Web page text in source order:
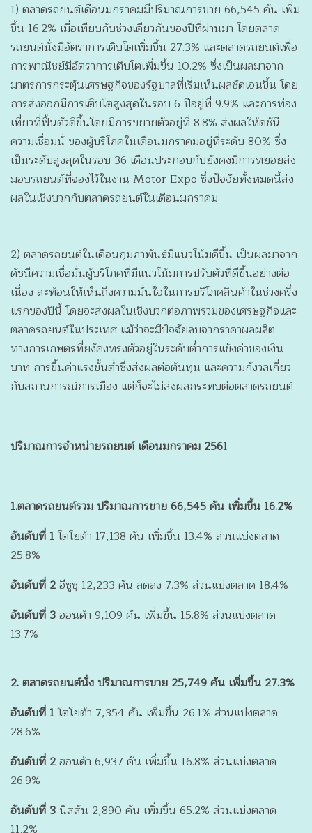
1) ตลาดรถยนต์เดือนมกราคมมีปริมาณการขาย 66,545 คัน เพิ่ม
ขึ้น 16.2% เมื่อเทียบกับช่วงเดียวกันของปีที่ผ่านมา โดยตลาด
รถยนต์นั่งมีอัตราการเติบโตเพิ่มขึ้น 27.3% และตลาดรถยนต์เพื่อ
การพาณิชย์มีอัตราการเติบโตเพิ่มขึ้น 10.2% ซึ่งเป็นผลมาจาก
มาตรการกระตุ้นเศรษฐกิจของรัฐบาลที่เริ่มเห็นผลชัดเจนขึ้น โดย
การส่งออกมีการเติบโตสูงสุดในรอบ 6 ปีอยู่ที่ 9.9% และการท่อง
เที่ยวที่ฟื้นตัวดีขึ้นโดยมีการขยายตัวอยู่ที่ 8.8% ส่งผลให้ดชันี
ความเชื่อมนั่ ของผู้บริโภคในเดือนมกราคมอยู่ที่ระดับ 80% ซึ่ง
เป็นระดับสูงสุดในรอบ 36 เดือนประกอบกับยังคงมีการทยอยส่ง
มอบรถยนต์ที่จองไว้ในงาน Motor Expo ซึ่งปัจจัยทั้งหมดนี้ส่ง
ผลในเชิงบวกกับตลาดรถยนต์ในเดือนมกราคม
2) ตลาดรถยนต์ในเดือนกุมภาพันธ์มีแนวโน้มดีขึ้น เป็นผลมาจาก
ดัชนีความเชื่อมั่นผู้บริโภคที่มีแนวโน้มการปรับตัวที่ดีขึ้นอย่างต่อ
เนื่อง สะท้อนให้เห็นถึงความมั่นใจในการบริโภคสินค้าในช่วงครึ่ง
แรกของปีนี้ โดยจะส่งผลในเชิงบวกต่อภาพรวมของเศรษฐกิจและ
ตลาดรถยนต์ในประเทศ แม้ว่าจะมีปัจจัยลบจากราคาผลผลิต
ทางการเกษตรที่ยงัคงทรงตัวอยู่ในระดับต่ำการแข็งค่าของเงิน
บาท การขึ้นค่าแรงขั้นต่ำซึ่งส่งผลต่อต้นทุน และความกังวลเกี่ยว
กับสถานการณ์การเมือง แต่ก็จะไม่ส่งผลกระทบต่อตลาดรถยนต์
ปริมาณการจำหน่ายรถยนต์ เดือนมกราคม 2561
1.ตลาดรถยนต์รวม ปริมาณการขาย 66,545 คัน เพิ่มขึ้น 16.2%
อันดับที่ 1โตโยต้า 17,138 คัน เพิ่มขึ้น 13.4% ส่วนแบ่งตลาด
25.8%
อันดับที่ 2อีซูซุ 12,233 คัน ลดลง 7.3% ส่วนแบ่งตลาด 18.4%
อันดับที่ 3ฮอนด้า 9,109 คัน เพิ่มขึ้น 15.8% ส่วนแบ่งตลาด
13.7%
2. ตลาดรถยนต์นั่ง ปริมาณการขาย 25,749 คัน เพิ่มขึ้น 27.3%
อันดับที่ 1โตโยต้า 7,354 คัน เพิ่มขึ้น 26.1% ส่วนแบ่งตลาด
28.6%
อันดับที่ 2ฮอนด้า 6,937 คัน เพิ่มขึ้น 16.8% ส่วนแบ่งตลาด
26.9%
อันดับที่ 3 นิสสัน 2,890 คัน เพิ่มขึ้น 65.2% ส่วนแบ่งตลาด